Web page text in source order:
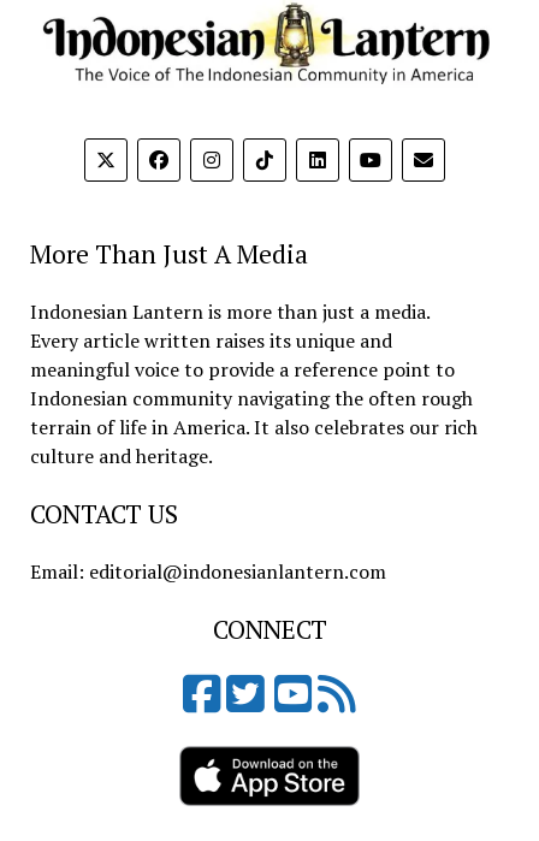
More Than Just A Media
Indonesian Lantern is more than just a media.
Every article written raises its unique and
meaningful voice to provide a reference point to
Indonesian community navigating the often rough
terrain of life in America. It also celebrates our rich
culture and heritage.
CONTACT US
Email: editorial@indonesianlantern.com
CONNECT